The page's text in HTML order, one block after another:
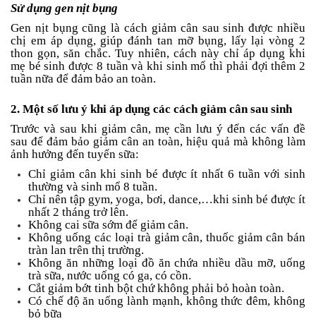
Sử dụng gen nịt bụng
Gen nịt bụng cũng là cách giảm cân sau sinh được nhiều
chị em áp dụng, giúp đánh tan mỡ bụng, lấy lại vòng 2
thon gọn, săn chắc. Tuy nhiên, cách này chỉ áp dụng khi
mẹ bé sinh được 8 tuần và khi sinh mổ thì phải đợi thêm 2
tuần nữa để đảm bảo an toàn.
2. Một số lưu ý khi áp dụng các cách giảm cân sau sinh
Trước và sau khi giảm cân, mẹ cần lưu ý đến các vấn đề
sau để đảm bảo giảm cân an toàn, hiệu quả mà không làm
ảnh hưởng đến tuyến sữa:
Chỉ giảm cân khi sinh bé được ít nhất 6 tuần với sinh
thường và sinh mổ 8 tuần.
Chỉ nên tập gym, yoga, bơi, dance,…khi sinh bé được ít
nhất 2 tháng trở lên.
Không cai sữa sớm để giảm cân.
Không uống các loại trà giảm cân, thuốc giảm cân bán
tràn lan trên thị trường.
Không ăn những loại đồ ăn chứa nhiều dầu mỡ, uống
trà sữa, nước uống có ga, có cồn.
Cắt giảm bớt tinh bột chứ không phải bỏ hoàn toàn.
Có chế độ ăn uống lành mạnh, không thức đêm, không
bỏ bữa